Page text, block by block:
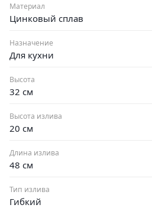
Материал
Цинковый сплав
Назначение
Для кухни
Высота
32 см
Высота излива
20 см
Длина излива
48 см
Тип излива
Гибкий